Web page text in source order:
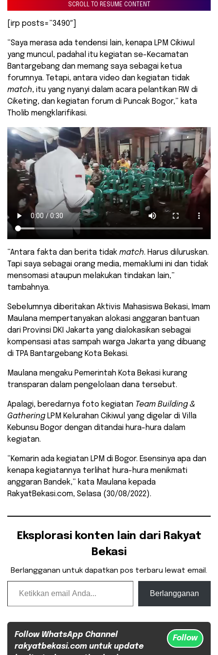
SCROLL TO RESUME CONTENT
[irp posts=”3490″]
“Saya merasa ada tendensi lain, kenapa LPM Cikiwul
yang muncul, padahal itu kegiatan se-Kecamatan
Bantargebang dan memang saya sebagai ketua
forumnya. Tetapi, antara video dan kegiatan tidak
match, itu yang nyanyi dalam acara pelantikan RW di
Ciketing, dan kegiatan forum di Puncak Bogor,” kata
Tholib mengklarifikasi.
“Antara fakta dan berita tidak match. Harus diluruskan.
Tapi saya sebagai orang media, memaklumi ini dan tidak
mensomasi ataupun melakukan tindakan lain,”
tambahnya.
Sebelumnya diberitakan Aktivis Mahasiswa Bekasi, Imam
Maulana mempertanyakan alokasi anggaran bantuan
dari Provinsi DKI Jakarta yang dialokasikan sebagai
kompensasi atas sampah warga Jakarta yang dibuang
di TPA Bantargebang Kota Bekasi.
Maulana mengaku Pemerintah Kota Bekasi kurang
transparan dalam pengelolaan dana tersebut.
Apalagi, beredarnya foto kegiatan Team Building &
Gathering LPM Kelurahan Cikiwul yang digelar di Villa
Kebunsu Bogor dengan ditandai hura-hura dalam
kegiatan.
“Kemarin ada kegiatan LPM di Bogor. Esensinya apa dan
kenapa kegiatannya terlihat hura-hura menikmati
anggaran Bandek,” kata Maulana kepada
RakyatBekasi.com, Selasa (30/08/2022).
Eksplorasi konten lain dari Rakyat
Bekasi
Berlangganan untuk dapatkan pos terbaru lewat email.
Ketikkan email Anda...
Berlangganan
Follow WhatsApp Channel
rakyatbekasi.com untuk update
Follow